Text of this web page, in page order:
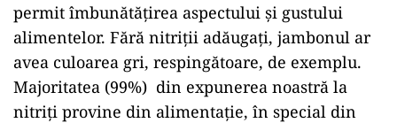
permit îmbunătățirea aspectului și gustului
alimentelor. Fără nitriții adăugați, jambonul ar
avea culoarea gri, respingătoare, de exemplu.
Majoritatea (99%) din expunerea noastră la
nitriți provine din alimentație, în special din